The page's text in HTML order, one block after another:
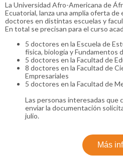
La Universidad Afro-Americana de
Ecuatorial, lanza una amplia oferta
doctores en distintas escuelas y
En total se precisan para el curso
5 doctores en la Escuela de
física, biología y Fundamentos
5 doctores en la Facultad de
8 doctores en la Facultad de
Empresariales
5 doctores en la Facultad de
Las personas interesadas que
enviar la documentación
julio.
Más